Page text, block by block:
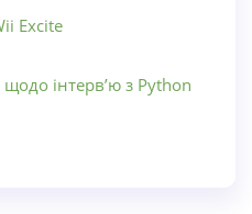
Excite
інтерв’ю з Python